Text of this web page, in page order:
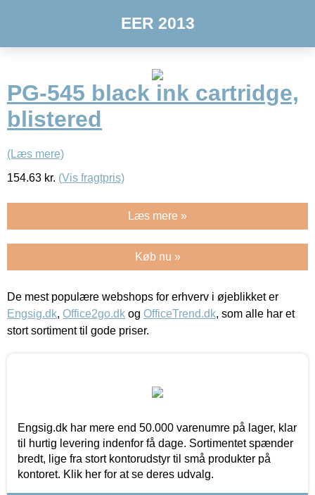
EER 2013
PG-545 black ink cartridge,
blistered
(Læs mere)
154.63 kr. (Vis fragtpris)
Læs mere »
Køb nu »
De mest populære webshops for erhverv i øjeblikket er
Engsig.dk, Office2go.dk og OfficeTrend.dk, som alle har et
stort sortiment til gode priser.
Engsig.dk har mere end 50.000 varenumre på lager, klar
til hurtig levering indenfor få dage. Sortimentet spænder
bredt, lige fra stort kontorudstyr til små produkter på
kontoret. Klik her for at se deres udvalg.